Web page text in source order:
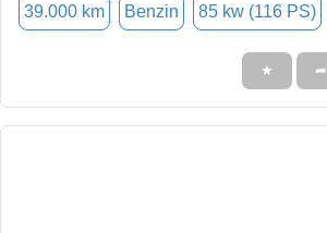
39.000 km Benzin 85 kw (116 PS)
★ ➦